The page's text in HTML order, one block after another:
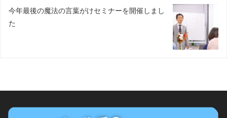
今年最後の魔法の言葉がけセミナーを開催しまし
た